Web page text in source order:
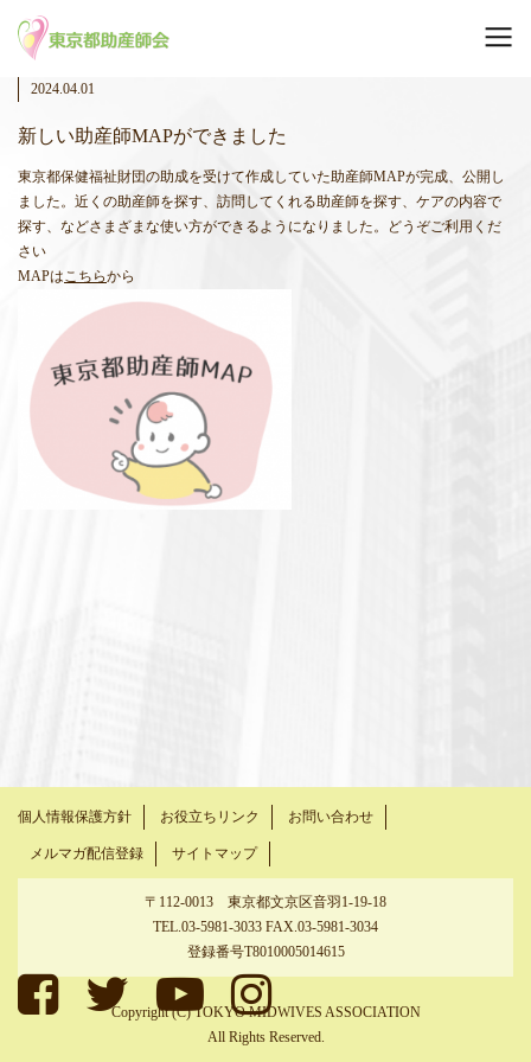
2024.04.01
新しい助産師MAPができました
東京都保健福祉財団の助成を受けて作成していた助産師MAPが完成、公開し
ました。近くの助産師を探す、訪問してくれる助産師を探す、ケアの内容で
探す、などさまざまな使い方ができるようになりました。どうぞご利用くだ
さい
MAPはこちらから
個人情報保護方針 お役立ちリンク お問い合わせ
メルマガ配信登録 サイトマップ
〒112-0013 東京都文京区音羽1-19-18
TEL.03-5981-3033 FAX.03-5981-3034
登録番号T8010005014615
Copyright (C) TOKYO MIDWIVES ASSOCIATION
All Rights Reserved.